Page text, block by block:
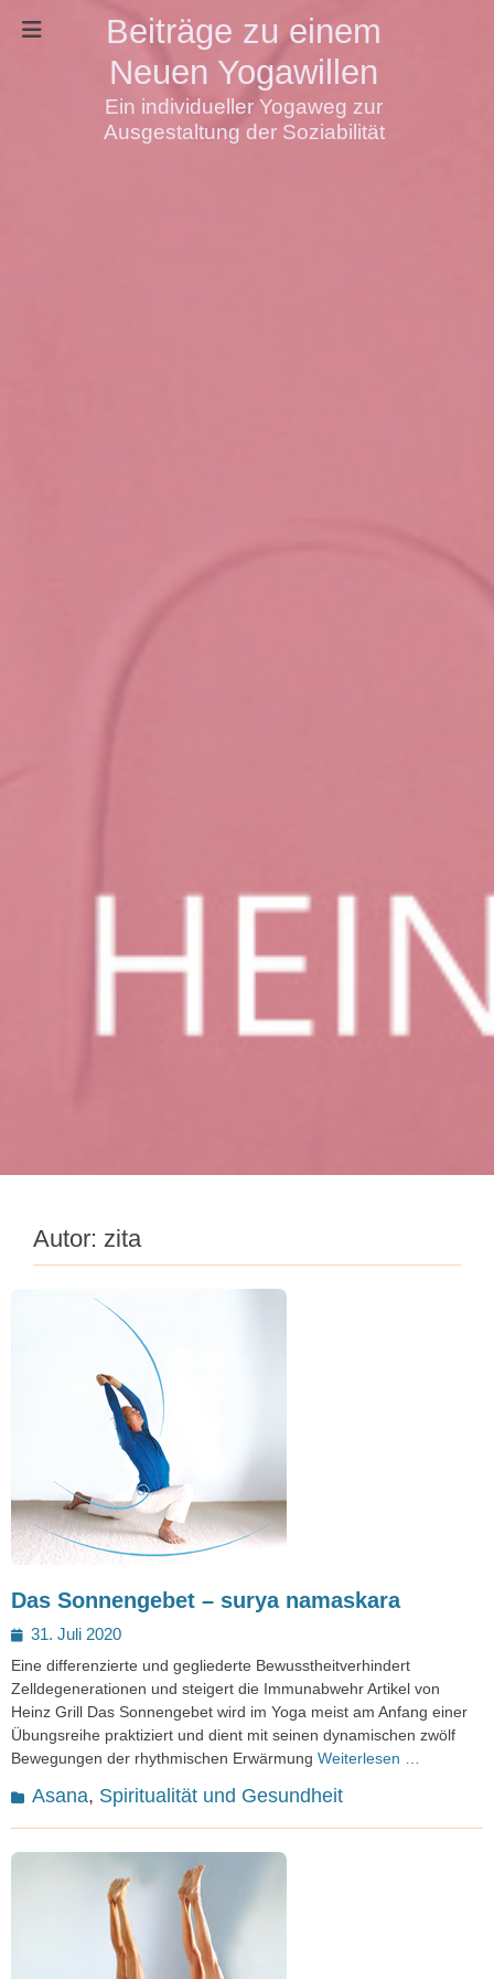
Beiträge zu einem
Neuen Yogawillen
Ein individueller Yogaweg zur
Ausgestaltung der Soziabilität
Autor: zita
Das Sonnengebet – surya namaskara
Posted
on
31. Juli 2020
Eine differenzierte und gegliederte Bewusstheitverhindert
Zelldegenerationen und steigert die Immunabwehr Artikel von
Heinz Grill Das Sonnengebet wird im Yoga meist am Anfang einer
Übungsreihe praktiziert und dient mit seinen dynamischen zwölf
Bewegungen der rhythmischen Erwärmung Weiterlesen …
Kategorien
Asana, Spiritualität und Gesundheit